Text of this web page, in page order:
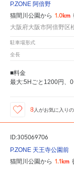
P.ZONE 阿倍野
猫間川公園から 1.0km
大阪府大阪市阿倍野区
駐車場形式
全長
■料金
最大:5Hごと1200円、
8人がお気に入り
ID:305069706
P.ZONE 天王寺公園前
猫間川公園から 1.1km